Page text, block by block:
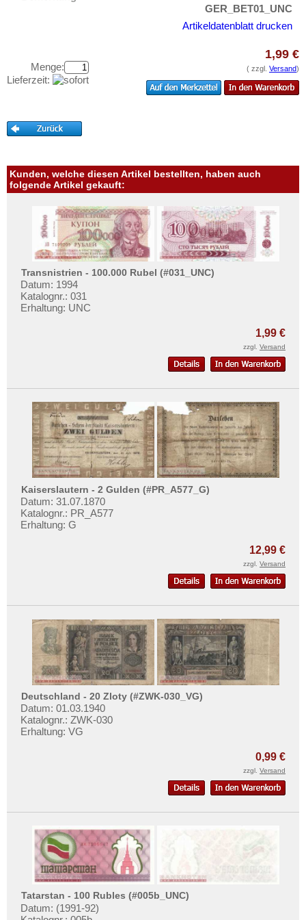
Aufbewahrung
Ihre Bewertungen
Informationen
Preislisten
Ankauf
Erhaltungsgrade
Gratisbanknoten
FAQ
Mehr über...
Privatsphäre und Datenschutz
Liefer- und Versandkosten
AGB
Impressum
GER_BET01_UNC
Artikeldatenblatt drucken
Menge:
Lieferzeit:
1,99 €
( zzgl. Versand)
Kunden, welche diesen Artikel bestellten, haben auch
folgende Artikel gekauft:
Transnistrien - 100.000 Rubel (#031_UNC)
Datum: 1994
Katalognr.: 031
Erhaltung: UNC
1,99 €
zzgl. Versand
Kaiserslautern - 2 Gulden (#PR_A577_G)
Datum: 31.07.1870
Katalognr.: PR_A577
Erhaltung: G
12,99 €
zzgl. Versand
Deutschland - 20 Zloty (#ZWK-030_VG)
Datum: 01.03.1940
Katalognr.: ZWK-030
Erhaltung: VG
0,99 €
zzgl. Versand
Tatarstan - 100 Rubles (#005b_UNC)
Datum: (1991-92)